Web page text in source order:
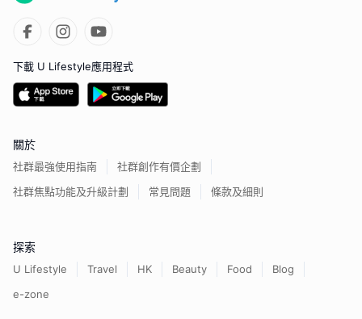
下載 U Lifestyle應用程式
關於
社群最強使用指南
社群創作有價企劃
社群焦點功能及升級計劃
常見問題 條款及細則
探索
U Lifestyle Travel HK Beauty Food
Blog
e-zone